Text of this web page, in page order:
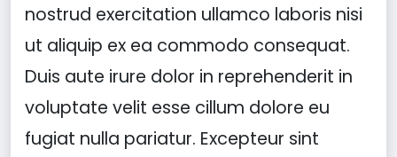
nostrud exercitation ullamco laboris nisi
ut aliquip ex ea commodo consequat.
Duis aute irure dolor in reprehenderit in
voluptate velit esse cillum dolore eu
fugiat nulla pariatur. Excepteur sint